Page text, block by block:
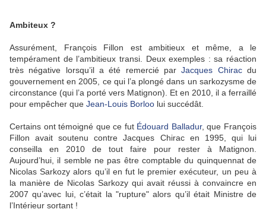
Ambiteux ?
Assurément, François Fillon est ambitieux et même, a le
tempérament de l’ambitieux transi. Deux exemples : sa réaction
très négative lorsqu’il a été remercié parJacques Chiracdu
gouvernement en 2005, ce qui l’a plongé dans un sarkozysme de
circonstance (qui l’a porté vers Matignon). Et en 2010, il a ferraillé
pour empêcher que Jean-Louis Borloo lui succédât.
Certains ont témoigné que ce fut Édouard Balladur, que François
Fillon avait soutenu contre Jacques Chirac en 1995, qui lui
conseilla en 2010 de tout faire pour rester à Matignon.
Aujourd’hui, il semble ne pas être comptable du quinquennat de
Nicolas Sarkozy alors qu’il en fut le premier exécuteur, un peu à
la manière de Nicolas Sarkozy qui avait réussi à convaincre en
2007 qu’avec lui, c’était la "rupture" alors qu’il était Ministre de
l’Intérieur sortant !